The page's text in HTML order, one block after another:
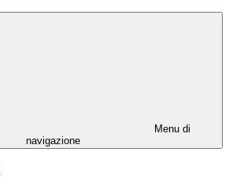
Menu di
navigazione